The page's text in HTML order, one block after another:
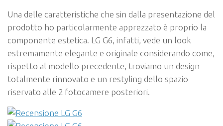
Una delle caratteristiche che sin dalla presentazione del
prodotto ho particolarmente apprezzato è proprio la
componente estetica. LG G6, infatti, vede un look
estremamente elegante e originale considerando come,
rispetto al modello precedente, troviamo un design
totalmente rinnovato e un restyling dello spazio
riservato alle 2 fotocamere posteriori.